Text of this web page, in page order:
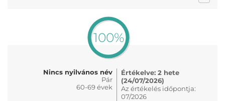
100%
Nincs nyilvános név
Pár
60-69 évek
Értékelve: 2 hete
(24/07/2026)
Az értékelés időpontja:
07/2026